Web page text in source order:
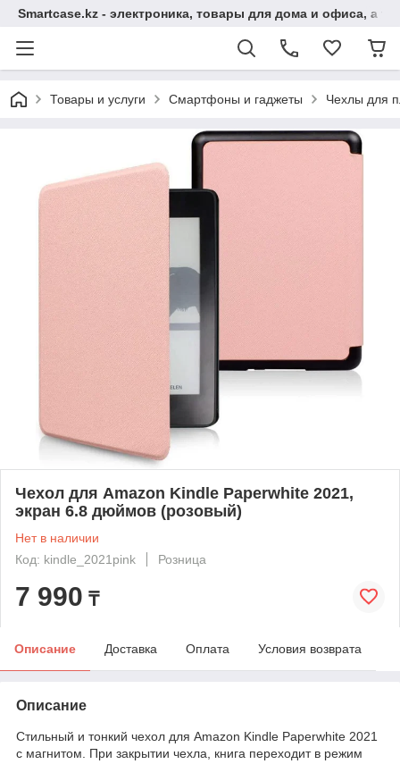
Smartcase.kz - электроника, товары для дома и офиса, а
Товары и услуги Смартфоны и гаджеты Чехлы для
Чехол для Amazon Kindle Paperwhite 2021,
экран 6.8 дюймов (розовый)
Нет в наличии
Код: kindle_2021pink
Розница
7 990 ₸
Описание Доставка Оплата Условия возврата
Описание
Cтильный и тонкий чехол для Amazon Kindle Paperwhite 2021
с магнитом. При закрытии чехла, книга переходит в режим